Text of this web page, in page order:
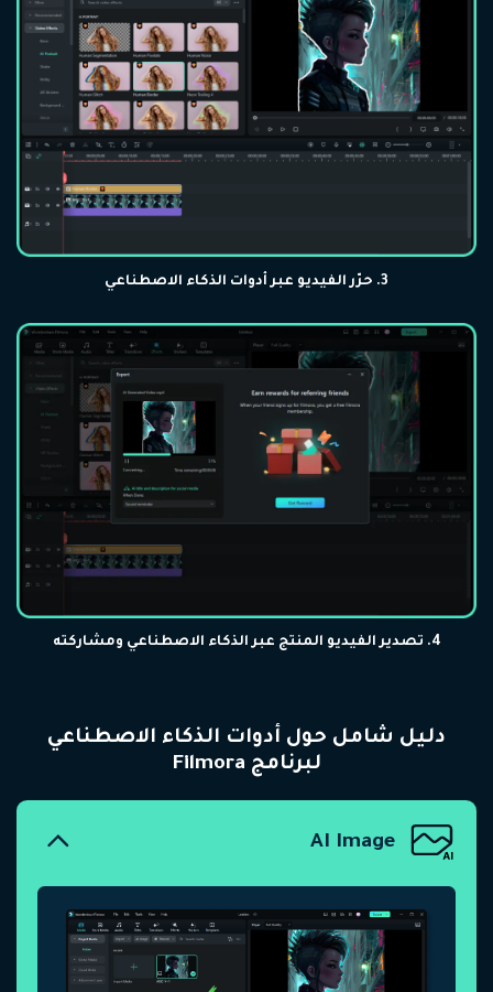
3. حرّر الفيديو عبر أدوات الذكاء الاصطناعي
4. تصدير الفيديو المنتج عبر الذكاء الاصطناعي ومشاركته
دليل شامل حول أدوات الذكاء الاصطناعي
لبرنامج Filmora
AI Image